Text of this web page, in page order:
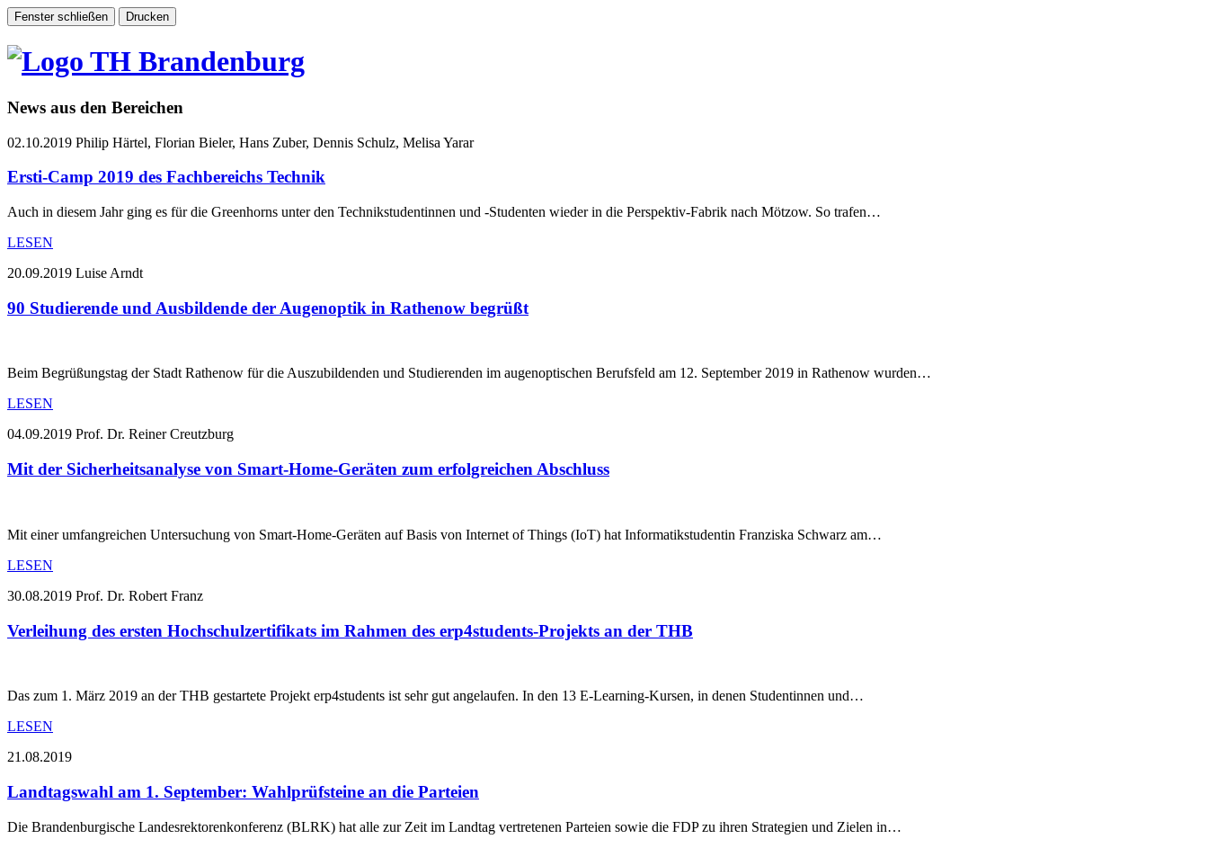
News aus den Bereichen
02.10.2019 Philip Härtel, Florian Bieler, Hans Zuber, Dennis Schulz, Melisa Yarar
Ersti-Camp 2019 des Fachbereichs Technik
Auch in diesem Jahr ging es für die Greenhorns unter den Technikstudentinnen und -Studenten wieder in die Perspektiv-Fabrik nach Mötzow. So trafen…
LESEN
20.09.2019 Luise Arndt
90 Studierende und Ausbildende der Augenoptik in Rathenow begrüßt
Beim Begrüßungstag der Stadt Rathenow für die Auszubildenden und Studierenden im augenoptischen Berufsfeld am 12. September 2019 in Rathenow wurden…
LESEN
04.09.2019 Prof. Dr. Reiner Creutzburg
Mit der Sicherheitsanalyse von Smart-Home-Geräten zum erfolgreichen Abschluss
Mit einer umfangreichen Untersuchung von Smart-Home-Geräten auf Basis von Internet of Things (IoT) hat Informatikstudentin Franziska Schwarz am…
LESEN
30.08.2019 Prof. Dr. Robert Franz
Verleihung des ersten Hochschulzertifikats im Rahmen des erp4students-Projekts an der THB
Das zum 1. März 2019 an der THB gestartete Projekt erp4students ist sehr gut angelaufen. In den 13 E-Learning-Kursen, in denen Studentinnen und…
LESEN
21.08.2019
Landtagswahl am 1. September: Wahlprüfsteine an die Parteien
Die Brandenburgische Landesrektorenkonferenz (BLRK) hat alle zur Zeit im Landtag vertretenen Parteien sowie die FDP zu ihren Strategien und Zielen in…